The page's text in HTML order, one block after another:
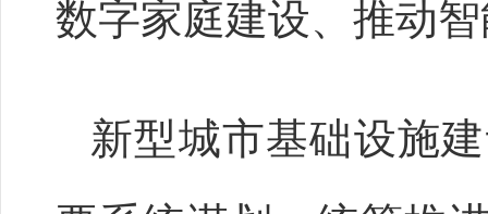
数字家庭建设、推动
新型城市基础设施